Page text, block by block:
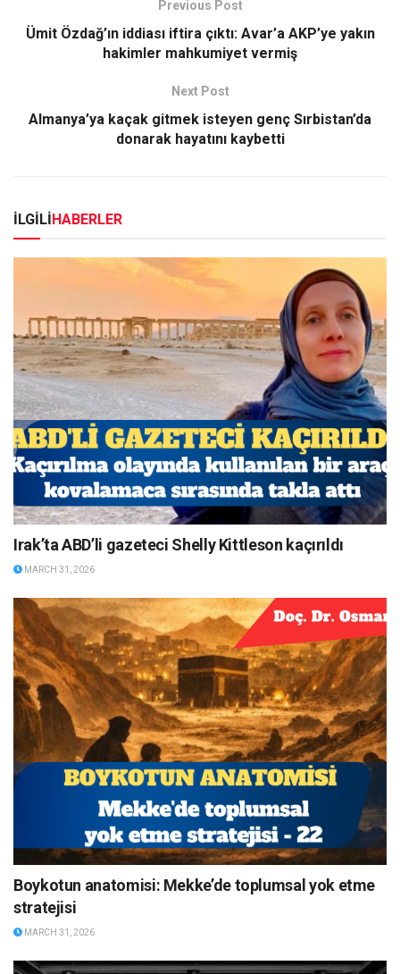
Previous Post
Ümit Özdağ’ın iddiası iftira çıktı: Avar’a AKP’ye yakın
hakimler mahkumiyet vermiş
Next Post
Almanya’ya kaçak gitmek isteyen genç Sırbistan’da
donarak hayatını kaybetti
İLGİLİHABERLER
Irak’ta ABD’li gazeteci Shelly Kittleson kaçırıldı
MARCH 31, 2026
Boykotun anatomisi: Mekke’de toplumsal yok etme
stratejisi
MARCH 31, 2026